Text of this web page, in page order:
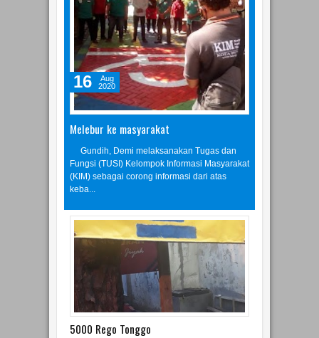
Melebur ke masyarakat
16
Aug
2020
Gundih, Demi melaksanakan Tugas dan
Fungsi (TUSI) Kelompok Informasi Masyarakat
(KIM) sebagai corong informasi dari atas
keba...
5000 Rego Tonggo